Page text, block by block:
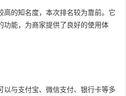
高的知名度，本次排名较为靠前。它
功能，为商家提供了良好的使用体
以与支付宝、微信支付、银行卡等多